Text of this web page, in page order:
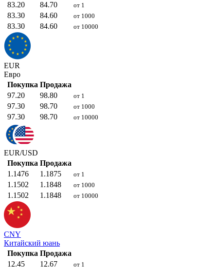
83.20
84.70 от 1
83.30 84.60 от 1000
83.30 84.60 от 10000
EUR
Евро
Покупка Продажа
97.20
98.80 от 1
97.30 98.70 от 1000
97.30 98.70 от 10000
EUR/USD
Покупка Продажа
1.1476
1.1875 от 1
1.1502 1.1848 от 1000
1.1502 1.1848 от 10000
CNY
Китайский юань
Покупка Продажа
12.45
12.67 от 1